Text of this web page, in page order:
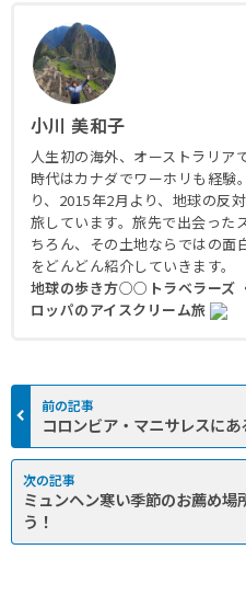
小川 美和子
人生初の海外、オーストラリア
時代はカナダでワーホリも経験
り、2015年2月より、地球の反
旅しています。旅先で出会った
ちろん、その土地ならではの面
をどんどん紹介していきます。
地球の歩き方○○トラベラーズ
ロッパのアイスクリーム旅
コロンビア・マニサレスに
ミュンヘン寒い季節のお薦め場
う！